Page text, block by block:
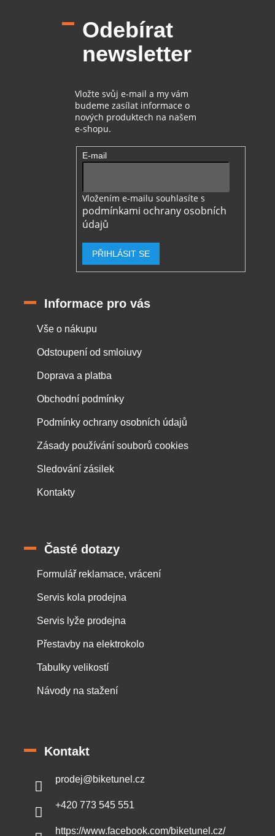
Odebírat
newsletter
Vložte svůj e-mail a my vám
budeme zasílat informace o
nových produktech na našem
e-shopu.
E-mail
Vložením e-mailu souhlasíte s
podmínkami ochrany osobních
údajů
PŘIHLÁSIT SE
Informace pro vás
Vše o nákupu
Odstoupení od smloiuvy
Doprava a platba
Obchodní podmínky
Podmínky ochrany osobních údajů
Zásady používání souborů cookies
Sledování zásilek
Kontakty
Časté dotazy
Formulář reklamace, vrácení
Servis kola prodejna
Servis lyže prodejna
Přestavby na elektrokolo
Tabulky velikostí
Návody na stažení
Kontakt
prodej@biketunel.cz
+420 773 545 551
https://www.facebook.com/biketunel.cz/